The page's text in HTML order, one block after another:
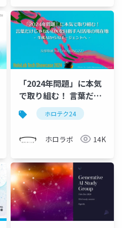
ローカライズ
「2024年問題」に本気
で取り組む！ 言葉だけ
じゃないDXを目指すAI
活用の現在地 - 生成AI
からAIエージェントへ -
ホロテク24
ホロラボ 14K